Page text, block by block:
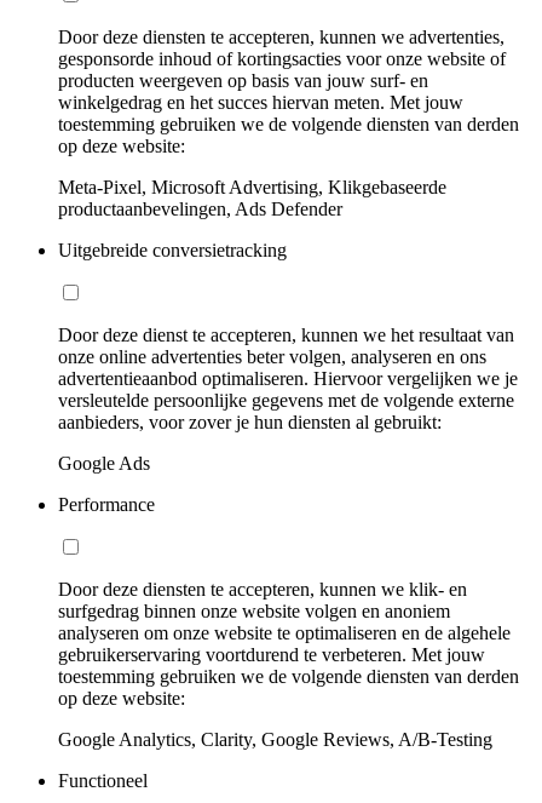
Door deze diensten te accepteren, kunnen we advertenties,
gesponsorde inhoud of kortingsacties voor onze website of
producten weergeven op basis van jouw surf- en
winkelgedrag en het succes hiervan meten. Met jouw
toestemming gebruiken we de volgende diensten van derden
op deze website:
Meta-Pixel, Microsoft Advertising, Klikgebaseerde
productaanbevelingen, Ads Defender
Uitgebreide conversietracking
Door deze dienst te accepteren, kunnen we het resultaat van
onze online advertenties beter volgen, analyseren en ons
advertentieaanbod optimaliseren. Hiervoor vergelijken we je
versleutelde persoonlijke gegevens met de volgende externe
aanbieders, voor zover je hun diensten al gebruikt:
Google Ads
Performance
Door deze diensten te accepteren, kunnen we klik- en
surfgedrag binnen onze website volgen en anoniem
analyseren om onze website te optimaliseren en de algehele
gebruikerservaring voortdurend te verbeteren. Met jouw
toestemming gebruiken we de volgende diensten van derden
op deze website:
Google Analytics, Clarity, Google Reviews, A/B-Testing
Functioneel